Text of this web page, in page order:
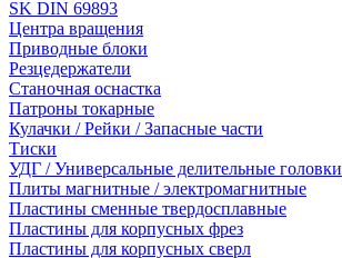
SK DIN 69893
Центра вращения
Приводные блоки
Резцедержатели
Станочная оснастка
Патроны токарные
Кулачки / Рейки / Запасные части
Тиски
УДГ / Универсальные делительные головки
Плиты магнитные / электромагнитные
Пластины сменные твердосплавные
Пластины для корпусных фрез
Пластины для корпусных сверл